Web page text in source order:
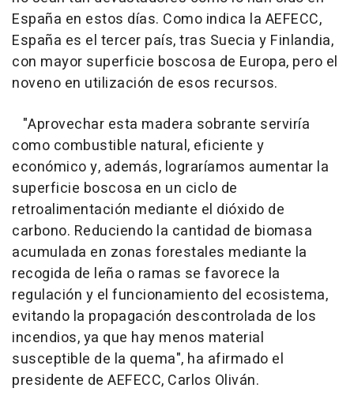
España en estos días. Como indica la AEFECC,
España es el tercer país, tras Suecia y Finlandia,
con mayor superficie boscosa de Europa, pero el
noveno en utilización de esos recursos.
"Aprovechar esta madera sobrante serviría
como combustible natural, eficiente y
económico y, además, lograríamos aumentar la
superficie boscosa en un ciclo de
retroalimentación mediante el dióxido de
carbono. Reduciendo la cantidad de biomasa
acumulada en zonas forestales mediante la
recogida de leña o ramas se favorece la
regulación y el funcionamiento del ecosistema,
evitando la propagación descontrolada de los
incendios, ya que hay menos material
susceptible de la quema", ha afirmado el
presidente de AEFECC, Carlos Oliván.